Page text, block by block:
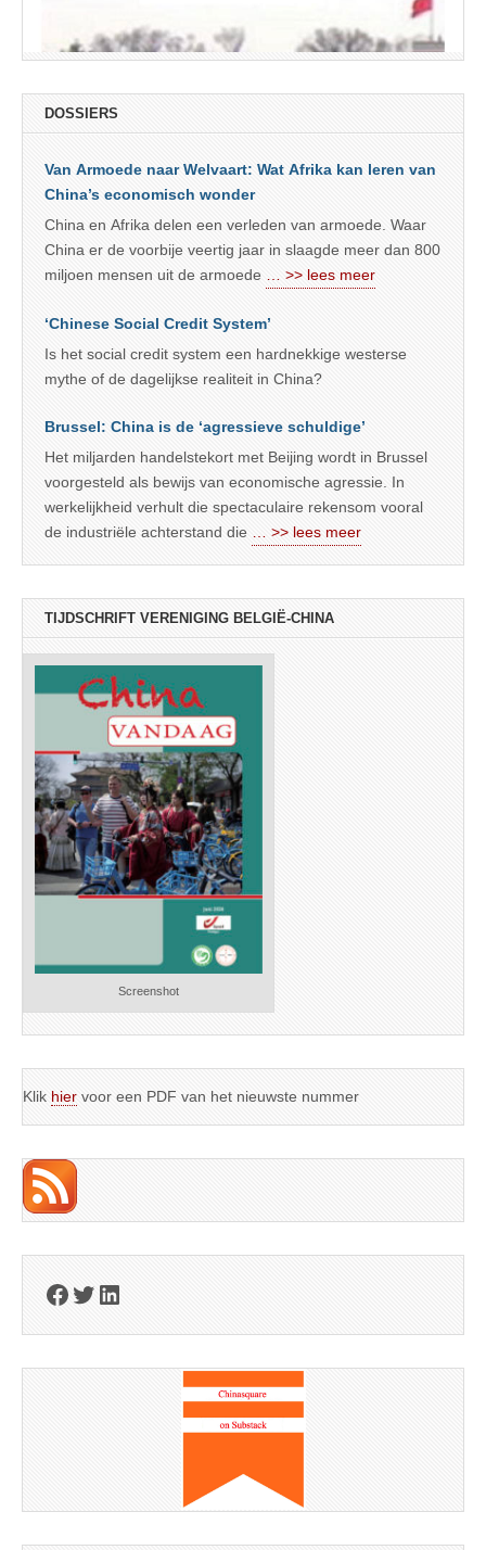
DOSSIERS
Van Armoede naar Welvaart: Wat Afrika kan leren van
China’s economisch wonder
China en Afrika delen een verleden van armoede. Waar
China er de voorbije veertig jaar in slaagde meer dan 800
miljoen mensen uit de armoede … >> lees meer
‘Chinese Social Credit System’
Is het social credit system een hardnekkige westerse
mythe of de dagelijkse realiteit in China?
Brussel: China is de ‘agressieve schuldige’
Het miljarden handelstekort met Beijing wordt in Brussel
voorgesteld als bewijs van economische agressie. In
werkelijkheid verhult die spectaculaire rekensom vooral
de industriële achterstand die … >> lees meer
TIJDSCHRIFT VERENIGING BELGIË-CHINA
Screenshot
Klik hier voor een PDF van het nieuwste nummer
Facebook
Twitter
LinkedIn